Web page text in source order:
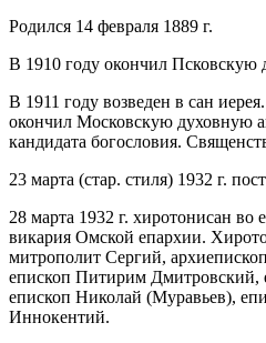
Родился 14 февраля 1889 г.
В 1910 году окончил
В 1911 году возведен в сан
окончил Московскую духовную
кандидата богословия.
23 марта (стар. стиля) 1932 г.
28 марта 1932 г. хиротонисан во
викария Омской епархии.
митрополит Сергий,
епископ Питирим Дмитровский,
епископ Николай (Муравьев),
Иннокентий.